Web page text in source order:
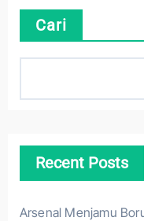
Cari
Recent Posts
Arsenal Menjamu